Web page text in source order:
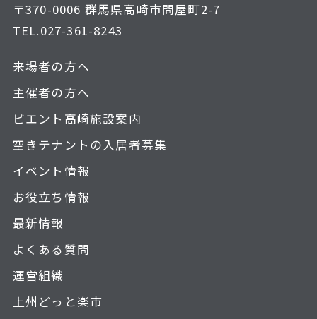
〒370-0006 群馬県高崎市問屋町2-7
TEL.027-361-8243
来場者の方へ
主催者の方へ
ビエント高崎施設案内
空きテナントの入居者募集
イベント情報
お役立ち情報
最新情報
よくある質問
運営組織
上州どっと楽市